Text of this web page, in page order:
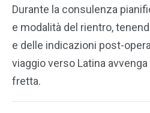
Durante la consulenza
e modalità del rientro,
e delle indicazioni post-
viaggio verso Latina
fretta.